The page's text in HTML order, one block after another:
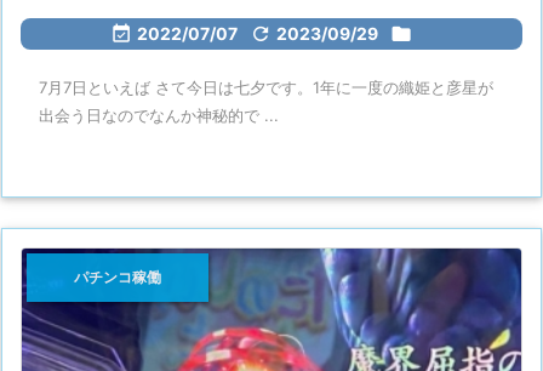
 2022/07/07  2023/09/29 
7月7日といえば さて今日は七夕です。1年に一度の織姫と彦星が
出会う日なのでなんか神秘的で ...
パチンコ稼働